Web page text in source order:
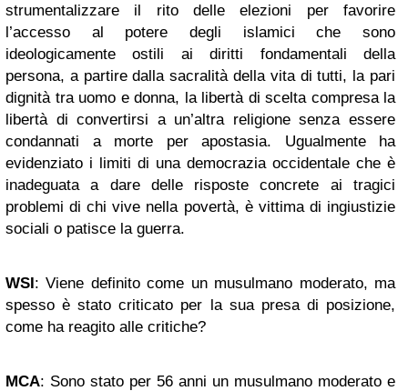
strumentalizzare il rito delle elezioni per favorire
l’accesso al potere degli islamici che sono
ideologicamente ostili ai diritti fondamentali della
persona, a partire dalla sacralità della vita di tutti, la pari
dignità tra uomo e donna, la libertà di scelta compresa la
libertà di convertirsi a un’altra religione senza essere
condannati a morte per apostasia. Ugualmente ha
evidenziato i limiti di una democrazia occidentale che è
inadeguata a dare delle risposte concrete ai tragici
problemi di chi vive nella povertà, è vittima di ingiustizie
sociali o patisce la guerra.
WSI: Viene definito come un musulmano moderato, ma
spesso è stato criticato per la sua presa di posizione,
come ha reagito alle critiche?
MCA: Sono stato per 56 anni un musulmano moderato e